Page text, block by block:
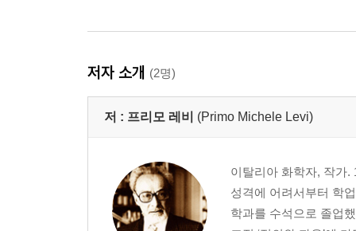
저자 소개 (2명)
저 : 프리모 레비 (Primo Michele Levi)
이탈리아 화학자, 작가.
성격에 어려서부터 학
학과를 수석으로 졸업